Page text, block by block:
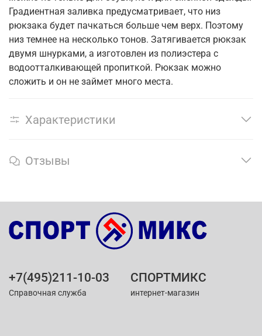
Градиентная заливка предусматривает, что низ
рюкзака будет пачкаться больше чем верх. Поэтому
низ темнее на несколько тонов. Затягивается рюкзак
двумя шнурками, а изготовлен из полиэстера с
водоотталкивающей пропиткой. Рюкзак можно
сложить и он не займет много места.
Характеристики
Отзывы
+7(495)211-10-03
Справочная служба
СПОРТМИКС
интернет-магазин